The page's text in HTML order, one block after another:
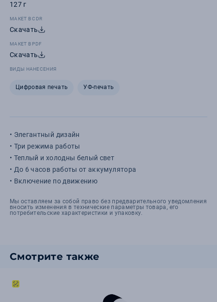
127 г
МАКЕТ В CDR
Скачать
МАКЕТ В PDF
Скачать
ВИДЫ НАНЕСЕНИЯ
Цифровая печать УФ-печать
• Элегантный дизайн
• Три режима работы
• Теплый и холодны белый свет
• До 6 часов работы от аккумулятора
• Включение по движению
Мы оставляем за собой право без предварительного уведомления
вносить изменения в технические параметры товара, его
потребительские характеристики и упаковку.
Смотрите также